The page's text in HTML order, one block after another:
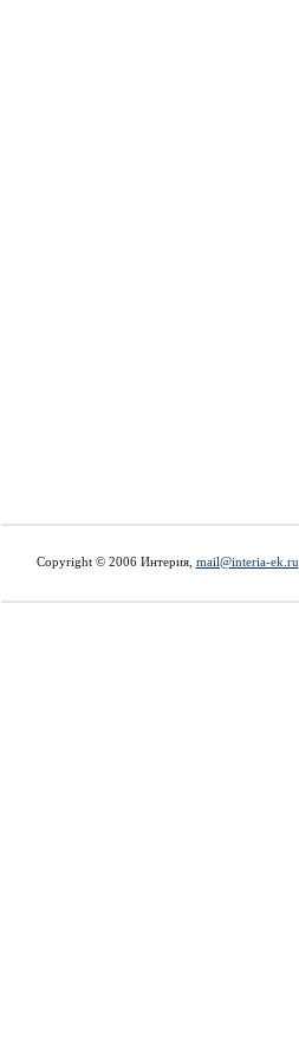
Copyright © 2006 Интерия, mail@interia-ek.ru